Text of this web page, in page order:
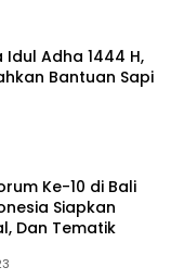
Adha 1444 H,
Bantuan Sapi
Ke-10 di Bali
Siapkan
Dan Tematik